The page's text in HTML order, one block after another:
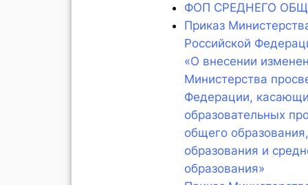
ФОП СРЕДНЕГО
Приказ
Российской
«О внесении
Министерства
Федерации,
образовательных
общего
образования и
образования»